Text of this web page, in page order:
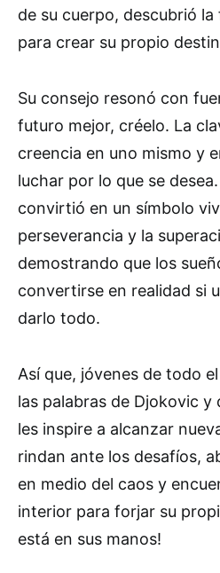
de su cuerpo, descubrió la
para crear su propio
Su consejo resonó con
futuro mejor, créelo. La
creencia en uno mismo y
luchar por lo que se
convirtió en un símbolo
perseverancia y la
demostrando que los
convertirse en realidad si
darlo todo.
Así que, jóvenes de todo
las palabras de Djokovic y
les inspire a alcanzar
rindan ante los desafíos,
en medio del caos y
interior para forjar su
está en sus manos!